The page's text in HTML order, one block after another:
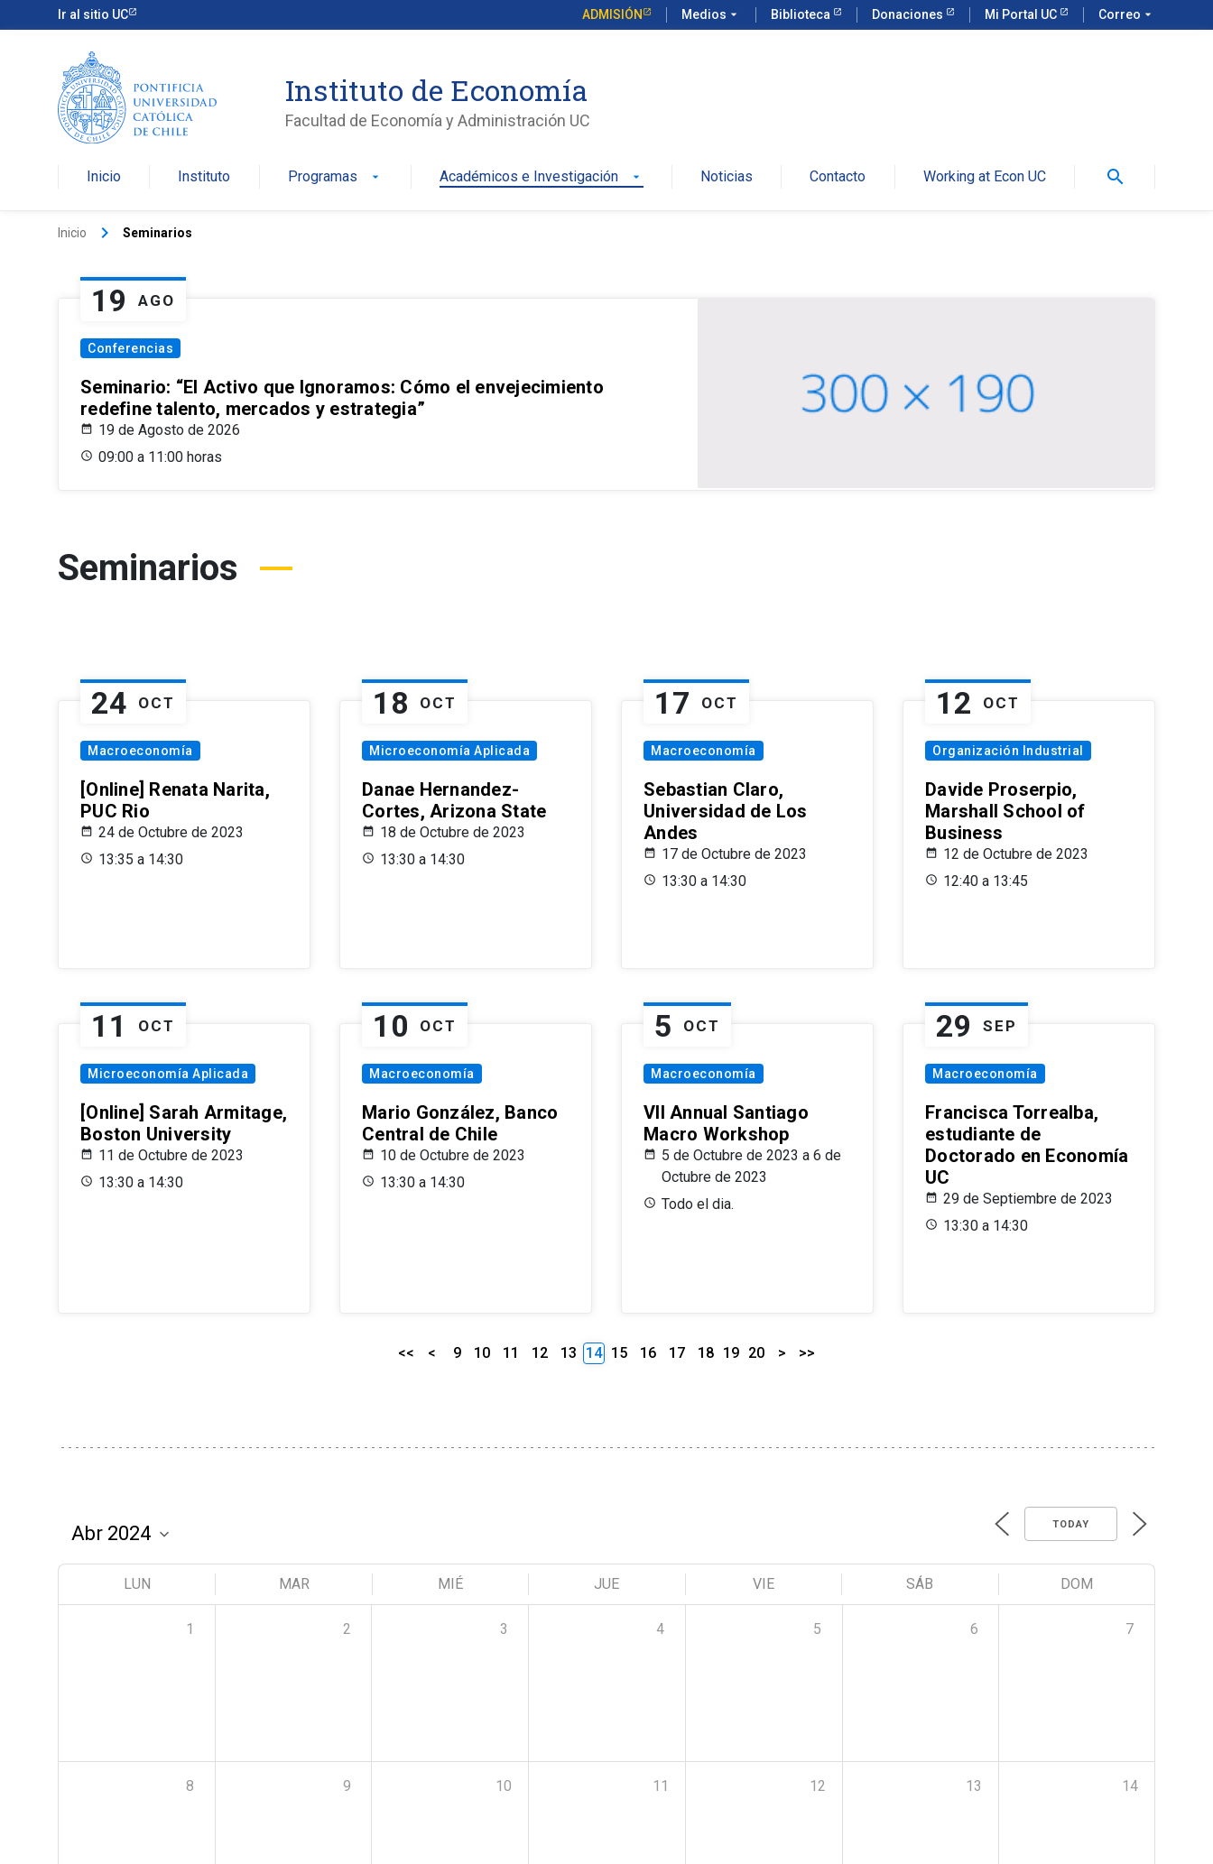
Ir al sitio UC ADMISIÓN Medios arrow_drop_down Biblioteca Donaciones Mi Portal UC Correo arrow_drop_down
Instituto de Economía
Facultad de Economía y Administración UC
Inicio Instituto Programas arrow_drop_down Académicos e Investigación arrow_drop_down Noticias Contacto Working at Econ UC search
Inicio keyboard_arrow_right Seminarios
19 AGO
Conferencias
Seminario: “El Activo que Ignoramos: Cómo el envejecimiento
redefine talento, mercados y estrategia”
19 de Agosto de 2026
09:00 a 11:00 horas
Seminarios
24 OCT
Macroeconomía
[Online] Renata Narita,
PUC Rio
24 de Octubre de 2023
13:35 a 14:30
18 OCT
Microeconomía Aplicada
Danae Hernandez-
Cortes, Arizona State
18 de Octubre de 2023
13:30 a 14:30
17 OCT
Macroeconomía
Sebastian Claro,
Universidad de Los
Andes
17 de Octubre de 2023
13:30 a 14:30
12 OCT
Organización Industrial
Davide Proserpio,
Marshall School of
Business
12 de Octubre de 2023
12:40 a 13:45
11 OCT
Microeconomía Aplicada
[Online] Sarah Armitage,
Boston University
11 de Octubre de 2023
13:30 a 14:30
10 OCT
Macroeconomía
Mario González, Banco
Central de Chile
10 de Octubre de 2023
13:30 a 14:30
5 OCT
Macroeconomía
VII Annual Santiago
Macro Workshop
5 de Octubre de 2023 a 6 de
Octubre de 2023
Todo el dia.
29 SEP
Macroeconomía
Francisca Torrealba,
estudiante de
Doctorado en Economía
UC
29 de Septiembre de 2023
13:30 a 14:30
<< < 9 10 11 12 13 14 15 16 17 18 19 20 > >>
TODAY
LUN MAR MIÉ JUE VIE SÁB DOM
1 2 3 4 5 6 7
8 9 10 11 12 13 14